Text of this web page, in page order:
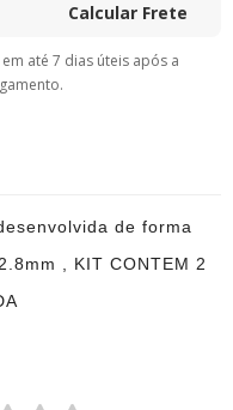
Calcular Frete
até 7 dias úteis após a
de forma
, KIT CONTEM 2